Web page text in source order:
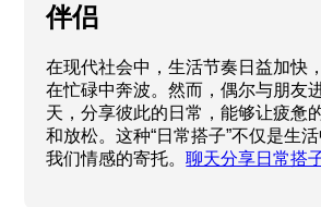
伴侣
在现代社会中，生活节奏日益加快
在忙碌中奔波。然而，偶尔与朋友
天，分享彼此的日常，能够让疲惫
和放松。这种“日常搭子”不仅是生
我们情感的寄托。聊天分享日常搭